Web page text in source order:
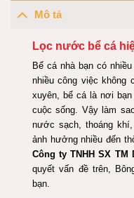
Mô tả
Lọc nước bể cá
Bể cá nhà bạn có
nhiều công việc
xuyên, bể cá là nơi
cuộc sống. Vậy làm
nước sạch, thoáng
ảnh hưởng nhiều đến
Công ty TNHH SX TM
quyết vấn đề trên,
bạn.